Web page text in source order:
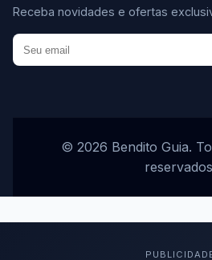
Receba novidades e ofertas
© 2026 Bendito Guia.